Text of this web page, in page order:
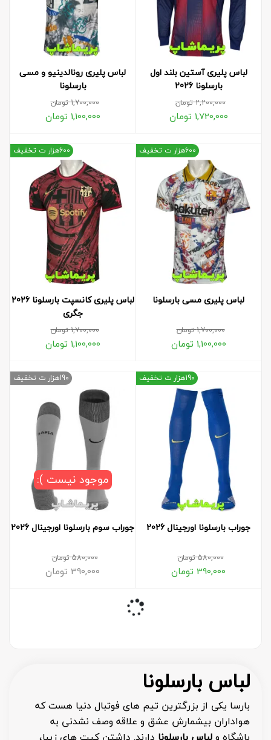
لباس پلیری آستین بلند اول
بارسلونا 2026
2,200,000تومان
1,720,000 تومان
لباس پلیری رونالدینیو و مسی
بارسلونا
1,700,000تومان
1,100,000 تومان
لباس پلیری مسی بارسلونا
1,700,000تومان
1,100,000 تومان
600هزار ت تخفیف
لباس پلیری کانسپت بارسلونا 2026
جگری
1,700,000تومان
1,100,000 تومان
600هزار ت تخفیف
جوراب بارسلونا اورجینال 2026
580,000تومان
390,000 تومان
190هزار ت تخفیف
جوراب سوم بارسلونا اورجینال 2026
580,000تومان
390,000 تومان
190هزار ت تخفیف
موجود نیست ):
لباس بارسلونا
بارسا یکی از بزرگترین تیم های فوتبال دنیا هست که
هواداران بیشمارش عشق و علاقه وصف نشدنی به